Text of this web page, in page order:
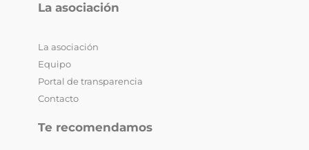
La asociación
La asociación
Equipo
Portal de transparencia
Contacto
Te recomendamos